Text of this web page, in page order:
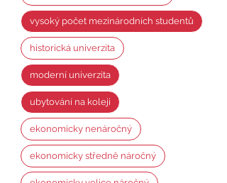
vysoký počet mezinárodních studentů
historická univerzita
moderní univerzita
ubytování na koleji
ekonomicky nenáročný
ekonomicky středně náročný